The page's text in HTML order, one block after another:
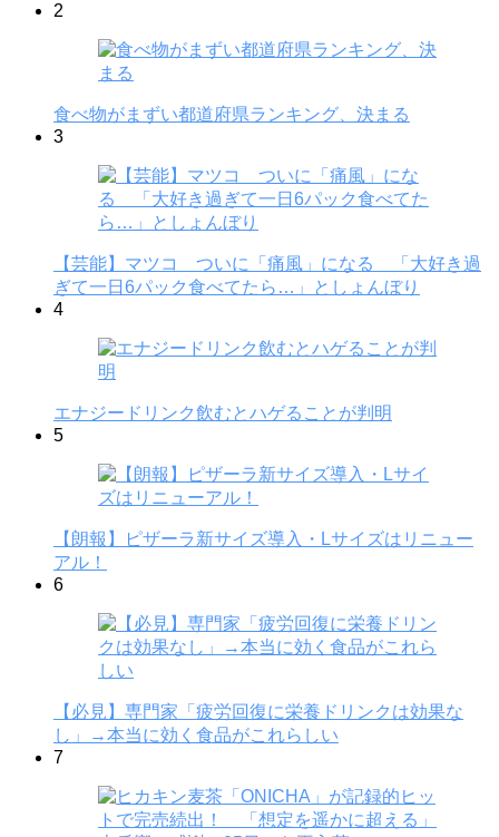
2
食べ物がまずい都道府県ランキング、決まる
3
【芸能】マツコ ついに「痛風」になる 「大好き過
ぎて一日6パック食べてたら…」としょんぼり
4
エナジードリンク飲むとハゲることが判明
5
【朗報】ピザーラ新サイズ導入・Lサイズはリニュー
アル！
6
【必見】専門家「疲労回復に栄養ドリンクは効果な
し」→本当に効く食品がこれらしい
7